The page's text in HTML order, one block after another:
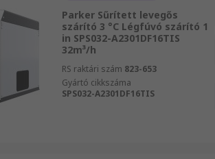
Parker Sűrített levegős
szárító 3 °C Légfúvó szárító 1
in SPS032-A2301DF16TIS
32m³/h
RS raktári szám 823-653
Gyártó cikkszáma
SPS032-A2301DF16TIS